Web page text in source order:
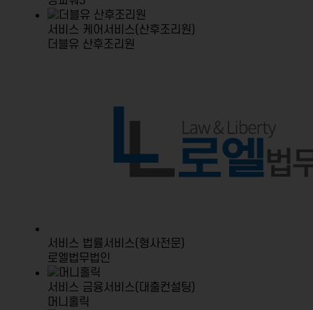
서비스 케어서비스(산후조리원)
더블유 산후조리원
서비스 법률서비스(형사전문)
로엘법무법인
서비스 금융서비스(대출컨설팅)
머니홀릭